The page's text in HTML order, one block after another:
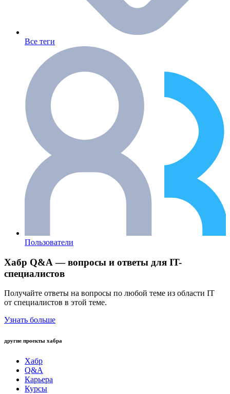
Все теги
Пользователи
Хабр Q&A — вопросы и ответы для IT-
специалистов
Получайте ответы на вопросы по любой теме из области IT
от специалистов в этой теме.
Узнать больше
другие проекты хабра
Хабр
Q&A
Карьера
Курсы